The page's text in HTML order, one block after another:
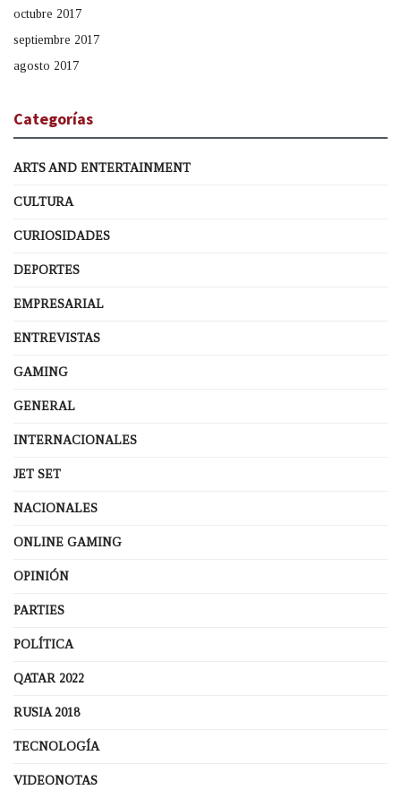
octubre 2017
septiembre 2017
agosto 2017
Categorías
ARTS AND ENTERTAINMENT
CULTURA
CURIOSIDADES
DEPORTES
EMPRESARIAL
ENTREVISTAS
GAMING
GENERAL
INTERNACIONALES
JET SET
NACIONALES
ONLINE GAMING
OPINIÓN
PARTIES
POLÍTICA
QATAR 2022
RUSIA 2018
TECNOLOGÍA
VIDEONOTAS